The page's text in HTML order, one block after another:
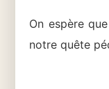
On espère
notre quête